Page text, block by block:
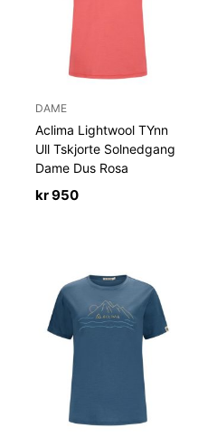
DAME
Aclima Lightwool TYnn
Ull Tskjorte Solnedgang
Dame Dus Rosa
kr950